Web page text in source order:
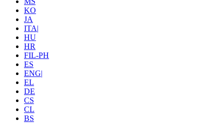
KO
JA
ITA|
HU
HR
FIL-PH
ES
ENG|
EL
DE
CS
CL
BS